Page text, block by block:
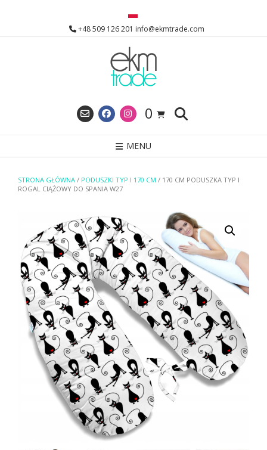
+48 509 126 201 info@ekmtrade.com
0
MENU
STRONA GŁÓWNA / PODUSZKI TYP I 170 CM / 170 CM PODUSZKA TYP I
ROGAL CIĄŻOWY DO SPANIA W27